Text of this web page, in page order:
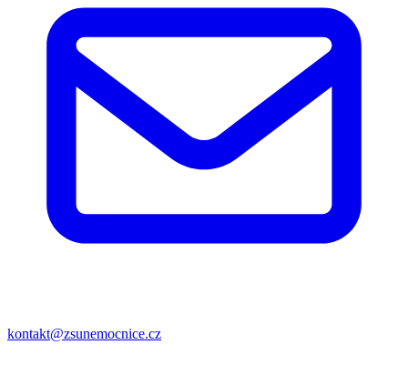
kontakt@zsunemocnice.cz